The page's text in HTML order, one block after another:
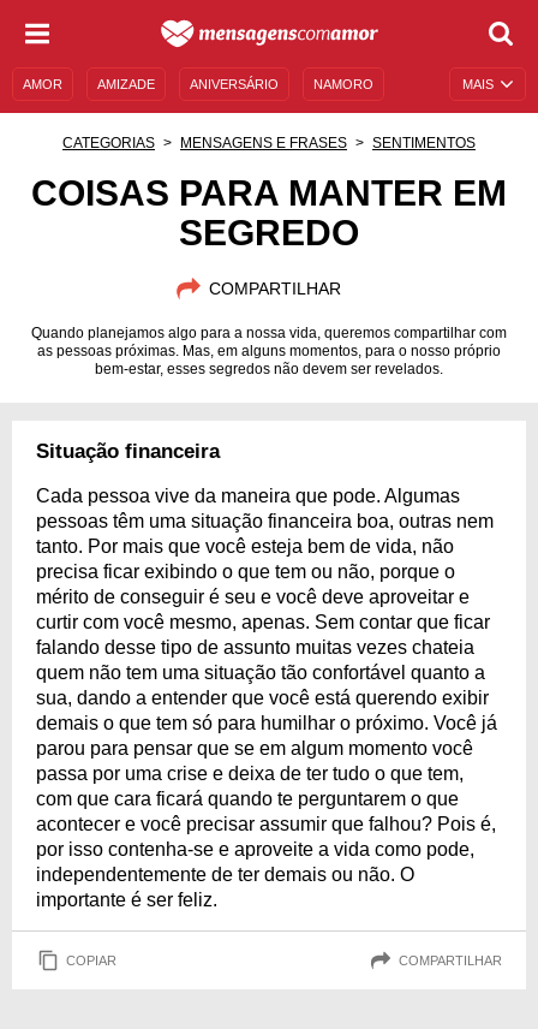
MAIS
AMOR AMIZADE ANIVERSÁRIO NAMORO
MENSAGENS DE ANIVERSÁRIO
CATEGORIAS MENSAGENS E FRASES SENTIMENTOS
COISAS PARA MANTER EM
SEGREDO
COMPARTILHAR
Quando planejamos algo para a nossa vida, queremos compartilhar com
as pessoas próximas. Mas, em alguns momentos, para o nosso próprio
bem-estar, esses segredos não devem ser revelados.
Situação financeira
Cada pessoa vive da maneira que pode. Algumas
pessoas têm uma situação financeira boa, outras nem
tanto. Por mais que você esteja bem de vida, não
precisa ficar exibindo o que tem ou não, porque o
mérito de conseguir é seu e você deve aproveitar e
curtir com você mesmo, apenas. Sem contar que ficar
falando desse tipo de assunto muitas vezes chateia
quem não tem uma situação tão confortável quanto a
sua, dando a entender que você está querendo exibir
demais o que tem só para humilhar o próximo. Você já
parou para pensar que se em algum momento você
passa por uma crise e deixa de ter tudo o que tem,
com que cara ficará quando te perguntarem o que
acontecer e você precisar assumir que falhou? Pois é,
por isso contenha-se e aproveite a vida como pode,
independentemente de ter demais ou não. O
importante é ser feliz.
COPIAR COMPARTILHAR